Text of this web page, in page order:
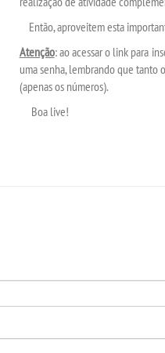
Então, aproveitem esta
Atenção: ao acessar o link para
uma senha, lembrando que tanto o
(apenas os números).
Boa live!